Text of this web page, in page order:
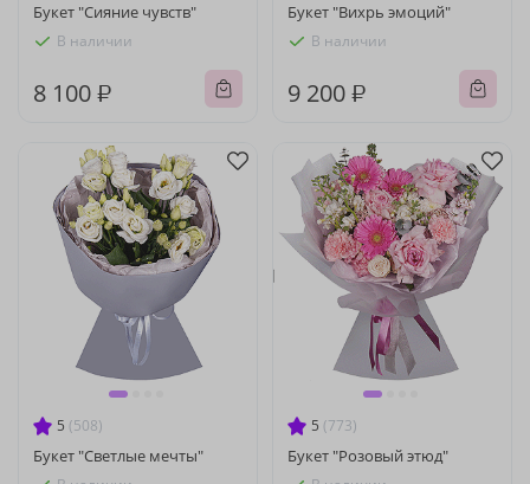
Букет "Сияние чувств"
В наличии
8 100 ₽
Букет "Вихрь эмоций"
В наличии
9 200 ₽
5 (508)
Букет "Светлые мечты"
5 (773)
Букет "Розовый этюд"